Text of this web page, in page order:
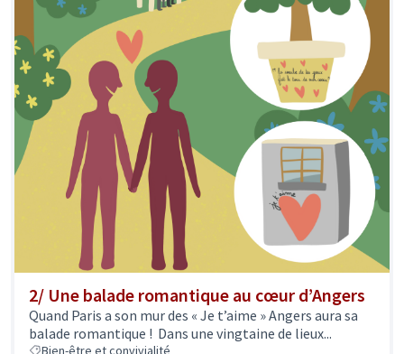
2/ Une balade romantique au cœur d’Angers
Quand Paris a son mur des « Je t’aime » Angers aura sa
balade romantique ! Dans une vingtaine de lieux...
Bien-être et convivialité